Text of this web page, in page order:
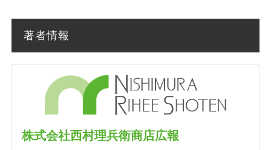
著者情報
株式会社西村理兵衛商店広報